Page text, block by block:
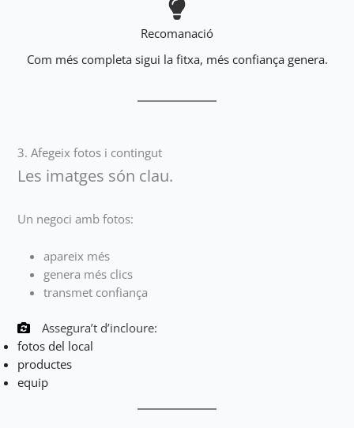
Recomanació
Com més completa sigui la fitxa, més confiança genera.
3. Afegeix fotos i contingut
Les imatges són clau.
Un negoci amb fotos:
apareix més
genera més clics
transmet confiança
Assegura’t d’incloure:
fotos del local
productes
equip